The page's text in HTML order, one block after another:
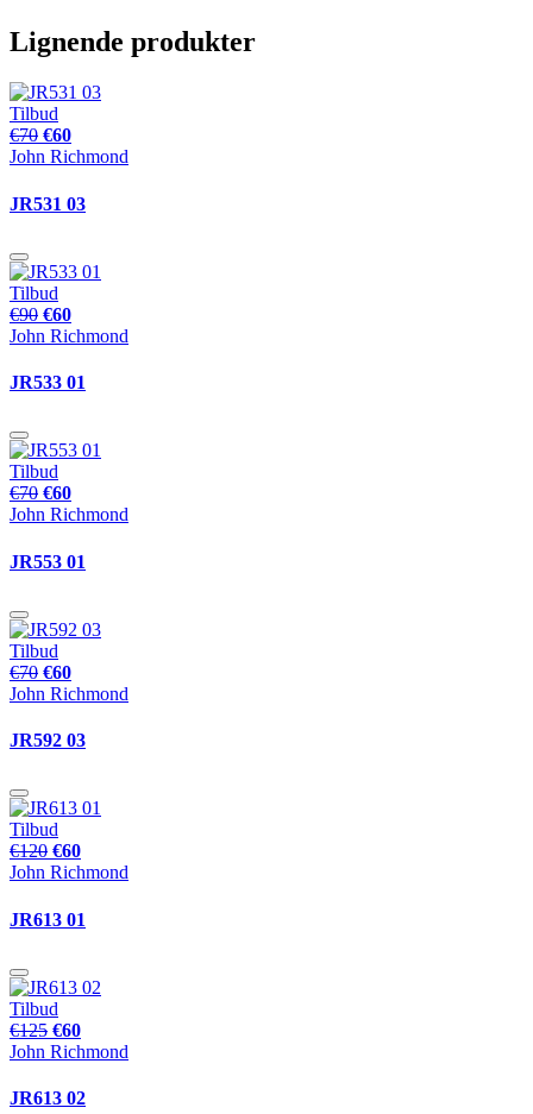
Lignende produkter
Tilbud
€70 €60
John Richmond
JR531 03
Tilbud
€90 €60
John Richmond
JR533 01
Tilbud
€70 €60
John Richmond
JR553 01
Tilbud
€70 €60
John Richmond
JR592 03
Tilbud
€120 €60
John Richmond
JR613 01
Tilbud
€125 €60
John Richmond
JR613 02